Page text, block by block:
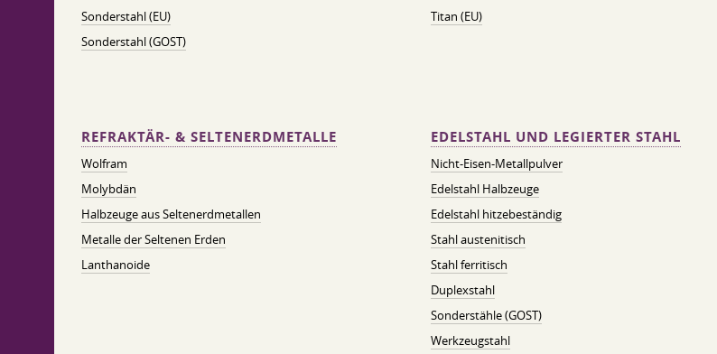
Sonderstahl (EU)
Sonderstahl (GOST)
Titan (EU)
REFRAKTÄR- & SELTENERDMETALLE
Wolfram
Molybdän
Halbzeuge aus Seltenerdmetallen
Metalle der Seltenen Erden
Lanthanoide
EDELSTAHL UND LEGIERTER STAHL
Nicht-Eisen-Metallpulver
Edelstahl Halbzeuge
Edelstahl hitzebeständig
Stahl austenitisch
Stahl ferritisch
Duplexstahl
Sonderstähle (GOST)
Werkzeugstahl